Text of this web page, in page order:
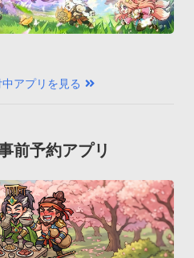
アプリを見る
前予約アプリ